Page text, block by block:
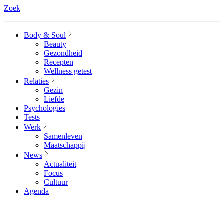
Zoek
Body & Soul
Beauty
Gezondheid
Recepten
Wellness getest
Relaties
Gezin
Liefde
Psychologies
Tests
Werk
Samenleven
Maatschappij
News
Actualiteit
Focus
Cultuur
Agenda